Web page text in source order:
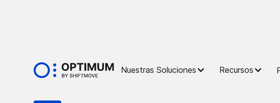
Nuestras Soluciones Recursos
Noticias